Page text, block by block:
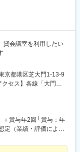
貸会議室を利用したい
京都港区芝大門1-13-9
セス】各線「大門
5分
＋賞与年2回└賞与：年
定（業績・評価によ
の有無に関わらず、月